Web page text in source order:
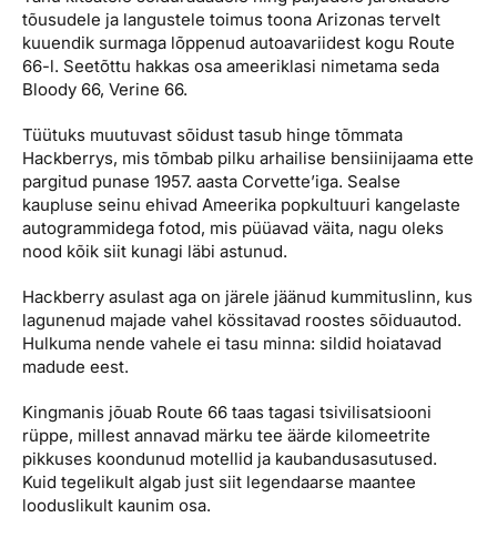
tõusudele ja langustele toimus toona Arizonas tervelt
kuuendik surmaga lõppenud autoavariidest kogu Route
66-l. Seetõttu hakkas osa ameeriklasi nimetama seda
Bloody 66, Verine 66.
Tüütuks muutuvast sõidust tasub hinge tõmmata
Hackberrys, mis tõmbab pilku arhailise bensiinijaama ette
pargitud punase 1957. aasta Corvette’iga. Sealse
kaupluse seinu ehivad Ameerika popkultuuri kangelaste
autogrammidega fotod, mis püüavad väita, nagu oleks
nood kõik siit kunagi läbi astunud.
Hackberry asulast aga on järele jäänud kummituslinn, kus
lagunenud majade vahel kössitavad roostes sõiduautod.
Hulkuma nende vahele ei tasu minna: sildid hoiatavad
madude eest.
Kingmanis jõuab Route 66 taas tagasi tsivilisatsiooni
rüppe, millest annavad märku tee äärde kilomeetrite
pikkuses koondunud motellid ja kaubandusasutused.
Kuid tegelikult algab just siit legendaarse maantee
looduslikult kaunim osa.